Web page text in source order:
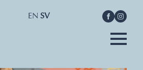
EN SV